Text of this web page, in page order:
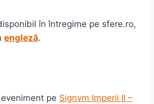
în întregime pe sfere.ro,
engleză.
pe Signvm Imperii II –